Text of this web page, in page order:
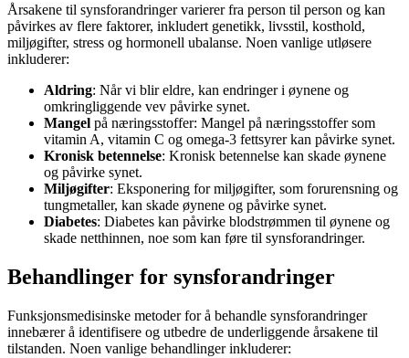
Årsakene til synsforandringer varierer fra person til person og kan
påvirkes av flere faktorer, inkludert genetikk, livsstil, kosthold,
miljøgifter, stress og hormonell ubalanse. Noen vanlige utløsere
inkluderer:
Aldring: Når vi blir eldre, kan endringer i øynene og
omkringliggende vev påvirke synet.
Mangel på næringsstoffer: Mangel på næringsstoffer som
vitamin A, vitamin C og omega-3 fettsyrer kan påvirke synet.
Kronisk betennelse: Kronisk betennelse kan skade øynene
og påvirke synet.
Miljøgifter: Eksponering for miljøgifter, som forurensning og
tungmetaller, kan skade øynene og påvirke synet.
Diabetes: Diabetes kan påvirke blodstrømmen til øynene og
skade netthinnen, noe som kan føre til synsforandringer.
Behandlinger for synsforandringer
Funksjonsmedisinske metoder for å behandle synsforandringer
innebærer å identifisere og utbedre de underliggende årsakene til
tilstanden. Noen vanlige behandlinger inkluderer: